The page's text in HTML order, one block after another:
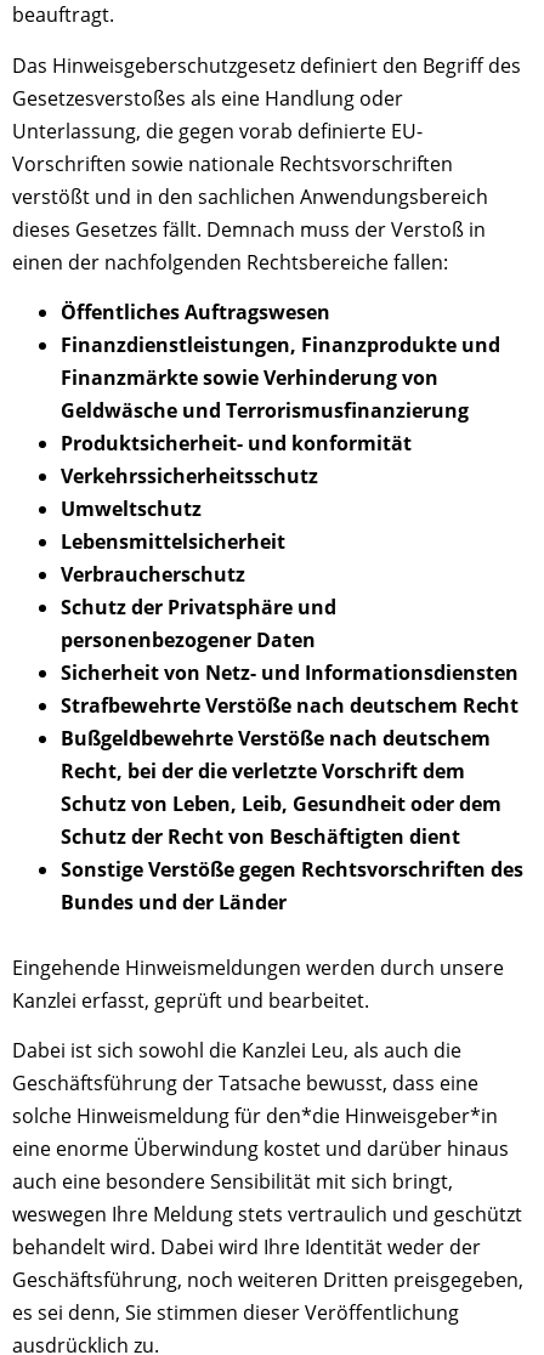
beauftragt.
Das Hinweisgeberschutzgesetz definiert den Begriff des
Gesetzesverstoßes als eine Handlung oder
Unterlassung, die gegen vorab definierte EU-
Vorschriften sowie nationale Rechtsvorschriften
verstößt und in den sachlichen Anwendungsbereich
dieses Gesetzes fällt. Demnach muss der Verstoß in
einen der nachfolgenden Rechtsbereiche fallen:
Öffentliches Auftragswesen
Finanzdienstleistungen, Finanzprodukte und
Finanzmärkte sowie Verhinderung von
Geldwäsche und Terrorismusfinanzierung
Produktsicherheit- und konformität
Verkehrssicherheitsschutz
Umweltschutz
Lebensmittelsicherheit
Verbraucherschutz
Schutz der Privatsphäre und
personenbezogener Daten
Sicherheit von Netz- und Informationsdiensten
Strafbewehrte Verstöße nach deutschem Recht
Bußgeldbewehrte Verstöße nach deutschem
Recht, bei der die verletzte Vorschrift dem
Schutz von Leben, Leib, Gesundheit oder dem
Schutz der Recht von Beschäftigten dient
Sonstige Verstöße gegen Rechtsvorschriften des
Bundes und der Länder
Eingehende Hinweismeldungen werden durch unsere
Kanzlei erfasst, geprüft und bearbeitet.
Dabei ist sich sowohl die Kanzlei Leu, als auch die
Geschäftsführung der Tatsache bewusst, dass eine
solche Hinweismeldung für den*die Hinweisgeber*in
eine enorme Überwindung kostet und darüber hinaus
auch eine besondere Sensibilität mit sich bringt,
weswegen Ihre Meldung stets vertraulich und geschützt
behandelt wird. Dabei wird Ihre Identität weder der
Geschäftsführung, noch weiteren Dritten preisgegeben,
es sei denn, Sie stimmen dieser Veröffentlichung
ausdrücklich zu.